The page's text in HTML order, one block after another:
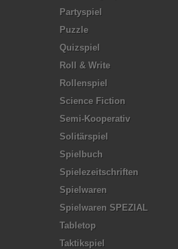
Partyspiel
Puzzle
Quizspiel
Roll & Write
Rollenspiel
Science Fiction
Semi-Kooperativ
Solitärspiel
Spielbuch
Spielezeitschriften
Spielwaren
Spielwaren SPEZIAL
Tabletop
Taktikspiel